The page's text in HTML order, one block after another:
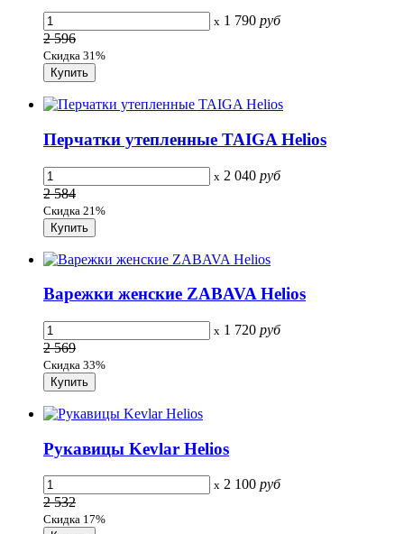
x 1 790 руб
2 596
Скидка 31%
Перчатки утепленные TAIGA Helios
x 2 040 руб
2 584
Скидка 21%
Варежки женские ZABAVA Helios
x 1 720 руб
2 569
Скидка 33%
Рукавицы Kevlar Helios
x 2 100 руб
2 532
Скидка 17%